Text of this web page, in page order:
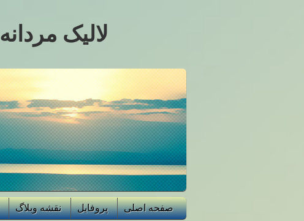
لالیک مردانه
صفحه اصلی پروفایل نقشه وبلاگ